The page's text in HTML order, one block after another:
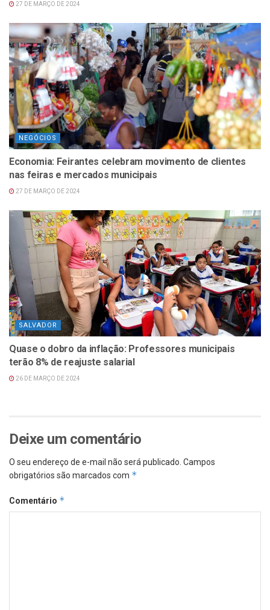
27 DE MARÇO DE 2024
NEGÓCIOS
Economia: Feirantes celebram movimento de clientes
nas feiras e mercados municipais
27 DE MARÇO DE 2024
SALVADOR
Quase o dobro da inflação: Professores municipais
terão 8% de reajuste salarial
26 DE MARÇO DE 2024
Deixe um comentário
O seu endereço de e-mail não será publicado. Campos
obrigatórios são marcados com *
Comentário *